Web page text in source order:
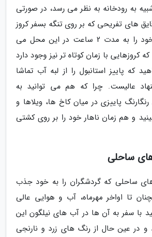
به رودخانه به نظر می رسد، در صورتی
های تفریحی که بر روی تنگه بسفر کروز
دارند، تورهای خود را به مدت 2 ساعت در این محل می
کروزهایی با زمان کوتاه تر نیز وجود دارد
که پاییز استانبول را از لبه آب تماشا
عالیست. چرا که هم می توانید به
پاییزی در میان کاخ ها، ویلاها و
و هم زمان ناهار خود را بر روی کشتی
ساحلی
ساحلی که گردشگران را به خود جذب
تا اواخر مهرماه، آب و هوایی عالی
با سفر به آن ها در آب های نیلگون این
و در عین حال از رنگ های زرد و نارنجی